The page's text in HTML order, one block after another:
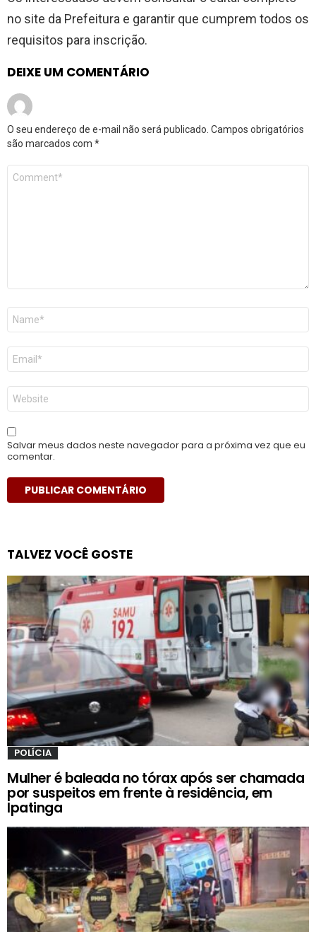
no site da Prefeitura e garantir que cumprem todos os
requisitos para inscrição.
DEIXE UM COMENTÁRIO
O seu endereço de e-mail não será publicado. Campos obrigatórios
são marcados com *
Comentário
Nome
E-
mail
*
Site
Salvar meus dados neste navegador para a próxima vez que eu
comentar.
TALVEZ VOCÊ GOSTE
POLÍCIA
Mulher é baleada no tórax após ser chamada
por suspeitos em frente à residência, em
Ipatinga